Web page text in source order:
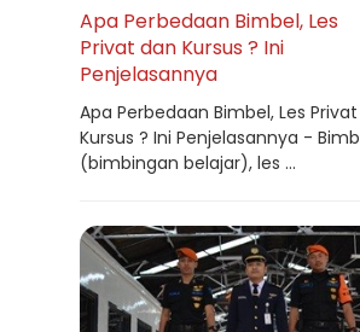
Apa Perbedaan Bimbel, Les
Privat dan Kursus ? Ini
Penjelasannya
Apa Perbedaan Bimbel, Les
Kursus ? Ini Penjelasannya -
(bimbingan belajar), les ...